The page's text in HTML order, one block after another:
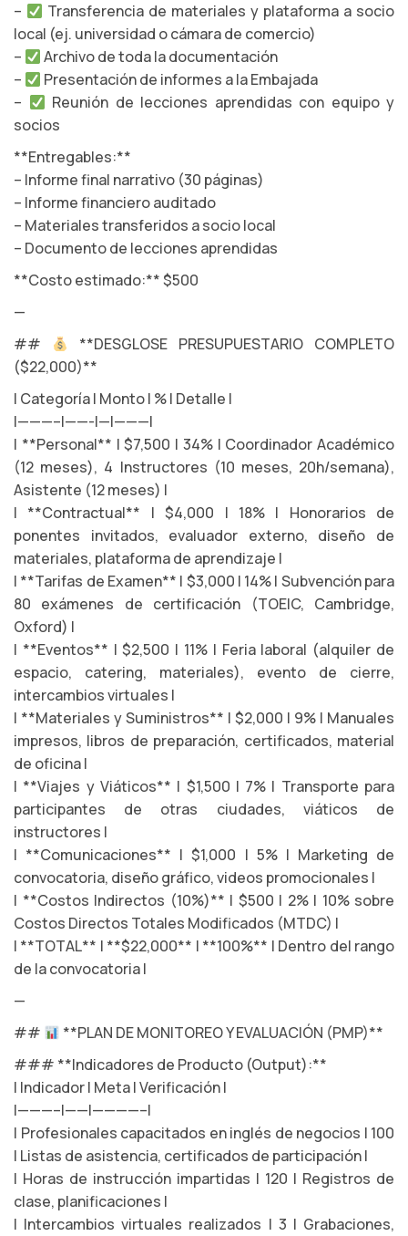
–
Transferencia de materiales y plataforma a socio
local (ej. universidad o cámara de comercio)
–
Archivo de toda la documentación
–
Presentación de informes a la Embajada
–
Reunión de lecciones aprendidas con equipo y
socios
**Entregables:**
– Informe final narrativo (30 páginas)
– Informe financiero auditado
– Materiales transferidos a socio local
– Documento de lecciones aprendidas
**Costo estimado:** $500
—
##
**DESGLOSE PRESUPUESTARIO COMPLETO
($22,000)**
| Categoría | Monto | % | Detalle |
|———–|——-|—|———|
| **Personal** | $7,500 | 34% | Coordinador Académico
(12 meses), 4 Instructores (10 meses, 20h/semana),
Asistente (12 meses) |
| **Contractual** | $4,000 | 18% | Honorarios de
ponentes invitados, evaluador externo, diseño de
materiales, plataforma de aprendizaje |
| **Tarifas de Examen** | $3,000 | 14% | Subvención para
80 exámenes de certificación (TOEIC, Cambridge,
Oxford) |
| **Eventos** | $2,500 | 11% | Feria laboral (alquiler de
espacio, catering, materiales), evento de cierre,
intercambios virtuales |
| **Materiales y Suministros** | $2,000 | 9% | Manuales
impresos, libros de preparación, certificados, material
de oficina |
| **Viajes y Viáticos** | $1,500 | 7% | Transporte para
participantes de otras ciudades, viáticos de
instructores |
| **Comunicaciones** | $1,000 | 5% | Marketing de
convocatoria, diseño gráfico, videos promocionales |
| **Costos Indirectos (10%)** | $500 | 2% | 10% sobre
Costos Directos Totales Modificados (MTDC) |
| **TOTAL** | **$22,000** | **100%** | Dentro del rango
de la convocatoria |
—
##
**PLAN DE MONITOREO Y EVALUACIÓN (PMP)**
### **Indicadores de Producto (Output):**
| Indicador | Meta | Verificación |
|———–|——|————–|
| Profesionales capacitados en inglés de negocios | 100
| Listas de asistencia, certificados de participación |
| Horas de instrucción impartidas | 120 | Registros de
clase, planificaciones |
| Intercambios virtuales realizados | 3 | Grabaciones,